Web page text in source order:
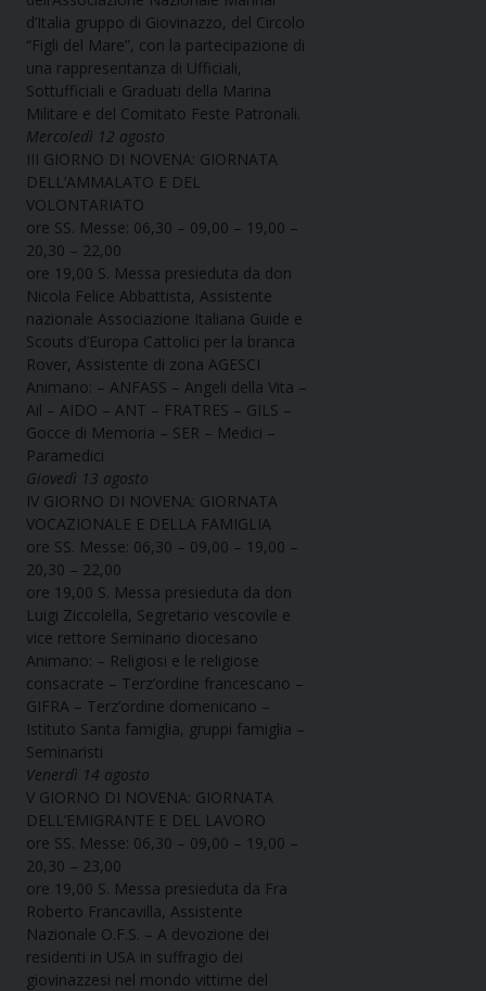
d’Italia gruppo di Giovinazzo, del Circolo
“Figli del Mare”, con la partecipazione di
una rappresentanza di Ufficiali,
Sottufficiali e Graduati della Marina
Militare e del Comitato Feste Patronali.
Mercoledì 12 agosto
III GIORNO DI NOVENA: GIORNATA
DELL’AMMALATO E DEL
VOLONTARIATO
ore SS. Messe: 06,30 – 09,00 – 19,00 –
20,30 – 22,00
ore 19,00 S. Messa presieduta da don
Nicola Felice Abbattista, Assistente
nazionale Associazione Italiana Guide e
Scouts d’Europa Cattolici per la branca
Rover, Assistente di zona AGESCI
Animano: – ANFASS – Angeli della Vita –
Ail – AIDO – ANT – FRATRES – GILS –
Gocce di Memoria – SER – Medici –
Paramedici
Giovedì 13 agosto
IV GIORNO DI NOVENA: GIORNATA
VOCAZIONALE E DELLA FAMIGLIA
ore SS. Messe: 06,30 – 09,00 – 19,00 –
20,30 – 22,00
ore 19,00 S. Messa presieduta da don
Luigi Ziccolella, Segretario vescovile e
vice rettore Seminario diocesano
Animano: – Religiosi e le religiose
consacrate – Terz’ordine francescano –
GIFRA – Terz’ordine domenicano –
Istituto Santa famiglia, gruppi famiglia –
Seminaristi
Venerdì 14 agosto
V GIORNO DI NOVENA: GIORNATA
DELL’EMIGRANTE E DEL LAVORO
ore SS. Messe: 06,30 – 09,00 – 19,00 –
20,30 – 23,00
ore 19,00 S. Messa presieduta da Fra
Roberto Francavilla, Assistente
Nazionale O.F.S. – A devozione dei
residenti in USA in suffragio dei
giovinazzesi nel mondo vittime del